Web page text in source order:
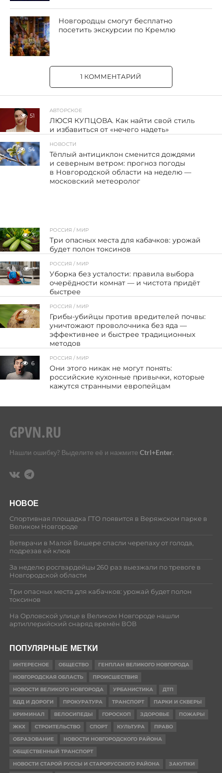
Новгородцы смогут бесплатно
посетить экскурсии по Кремлю
1 КОММЕНТАРИЙ
51
АВТОРСКОЕ
ЛЮСЯ КУПЦОВА. Как найти свой стиль
и избавиться от «нечего надеть»
54
НОВОСТИ
Тёплый антициклон сменится дождями
и северным ветром: прогноз погоды
в Новгородской области на неделю —
московский метеоролог
3
РОССИЯ / МИР
Три опасных места для кабачков: урожай
будет полон токсинов
1
РОССИЯ / МИР
Уборка без усталости: правила выбора
очерёдности комнат — и чистота придёт
быстрее
7
РОССИЯ / МИР
Грибы-убийцы против вредителей почвы:
уничтожают проволочника без яда —
эффективнее и быстрее традиционных
методов
6
РОССИЯ / МИР
Они этого никак не могут понять:
российские кухонные привычки, которые
кажутся странными европейцам
Нашли ошибку? Выделите её и нажмите Ctrl+Enter.
НОВОЕ
Спортивная площадка ГТО появится в Веряжском парке в
Великом Новгороде
Ветврачи в Малой Вишере спасли черепаху от голода,
подрезав ей клюв
За неделю росгвардейцы 260 раз выезжали по тревоге в
Новгородской области
Три опасных места для кабачков: урожай будет полон
токсинов
На Орловской улице в Великом Новгороде нашли
артиллерийский снаряд времён ВОВ
ПОПУЛЯРНЫЕ МЕТКИ
ИНТЕРЕСНОЕ ОБЩЕСТВО
ГЕНПЛАН ВЕЛИКОГО НОВГОРОДА
НОВГОРОДСКАЯ ОБЛАСТЬ
ПРОИСШЕСТВИЯ
НОВОСТИ ВЕЛИКОГО НОВГОРОДА
УРБАНИСТИКА
ДТП
БДД И ДОРОГИ
ПРОКУРАТУРА ТРАНСПОРТ
ПАРКИ И СКВЕРЫ
КРИМИНАЛ
ВЕЛОСИПЕДЫ ГОРОСКОП ЗДОРОВЬЕ
ПОЖАРЫ
ЖКХ
СТРОИТЕЛЬСТВО СПОРТ КУЛЬТУРА
ПРАВО
ОБРАЗОВАНИЕ
НОВОСТИ НОВГОРОДСКОГО РАЙОНА
ОБЩЕСТВЕННЫЙ ТРАНСПОРТ
НОВОСТИ СТАРОЙ РУССЫ И СТАРОРУССКОГО РАЙОНА
ЗАКУПКИ